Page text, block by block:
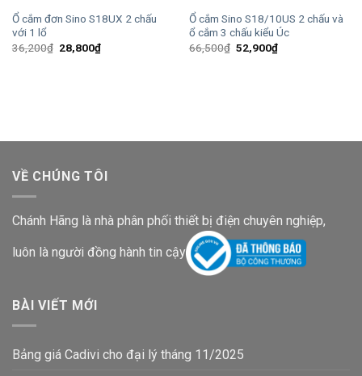
Ổ cắm đơn Sino S18UX 2 chấu
với 1 lổ
36,200₫ Giá
gốc
28,800₫Giá
hiện
Ổ cắm Sino S18/10US 2 chấu và
ổ cắm 3 chấu kiểu Úc
66,500₫ Giá
gốc
52,900₫Giá
hiện
VỀ CHÚNG TÔI
Chánh Hãng là nhà phân phối thiết bị điện chuyên nghiệp,
luôn là người đồng hành tin cậy
BÀI VIẾT MỚI
Bảng giá Cadivi cho đại lý tháng 11/2025